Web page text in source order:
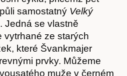
samostatný Velký
. Jedná se vlastně
vytrhané ze starých
které Švankmajer
prvky. Můžeme
muže v černém